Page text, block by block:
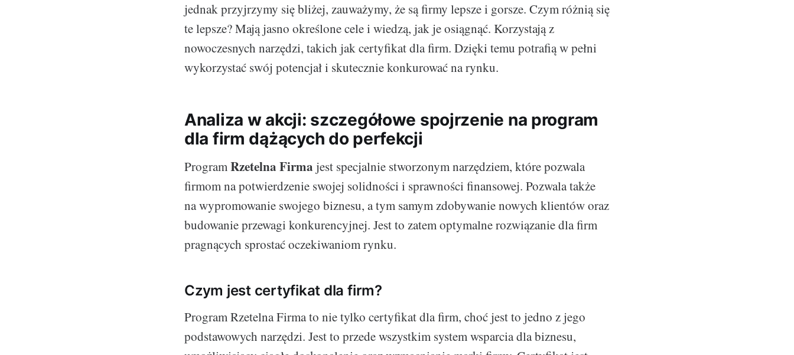
jednak przyjrzymy się bliżej, zauważymy, że są firmy lepsze i gorsze. Czym różnią się
te lepsze? Mają jasno określone cele i wiedzą, jak je osiągnąć. Korzystają z
nowoczesnych narzędzi, takich jak certyfikat dla firm. Dzięki temu potrafią w pełni
wykorzystać swój potencjał i skutecznie konkurować na rynku.
Analiza w akcji: szczegółowe spojrzenie na program
dla firm dążących do perfekcji
ProgramRzetelna Firma jest specjalnie stworzonym narzędziem, które pozwala
firmom na potwierdzenie swojej solidności i sprawności finansowej. Pozwala także
na wypromowanie swojego biznesu, a tym samym zdobywanie nowych klientów oraz
budowanie przewagi konkurencyjnej. Jest to zatem optymalne rozwiązanie dla firm
pragnących sprostać oczekiwaniom rynku.
Czym jest certyfikat dla firm?
Program Rzetelna Firma to nie tylko certyfikat dla firm, choć jest to jedno z jego
podstawowych narzędzi. Jest to przede wszystkim system wsparcia dla biznesu,